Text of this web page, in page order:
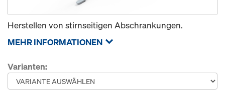
Herstellen von stirnseitigen Abschrankungen.
MEHR INFORMATIONEN
Varianten: